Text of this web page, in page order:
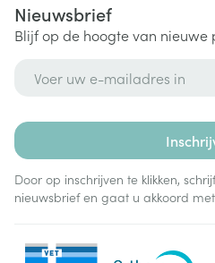
Nieuwsbrief
Blijf op de hoogte van nieuwe
Door op inschrijven te klikken,
nieuwsbrief en gaat u akkoord